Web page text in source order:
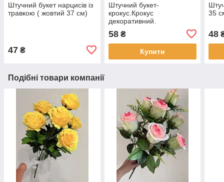
Штучний букет нарцисів із
травкою ( жовтий 37 см)
47 ₴
Штучний букет-
крокус.Крокус
декоративний.
58₴
Купити
35
48
Подібні товари компанії